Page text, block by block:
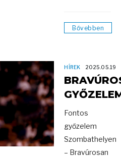
Bővebben
HÍREK 2025.05.19
Fontos
győzelem
Szombathelyen
– Bravúrosan